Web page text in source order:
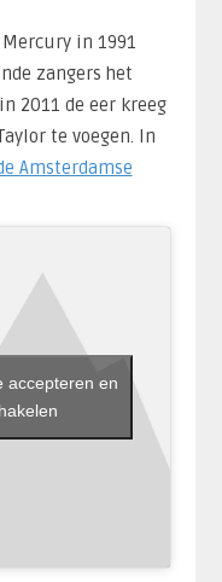
in 1991
zangers het
2011 de eer kreeg
te voegen. In
Amsterdamse
accepteren en